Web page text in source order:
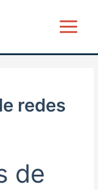
Menu
redes
de